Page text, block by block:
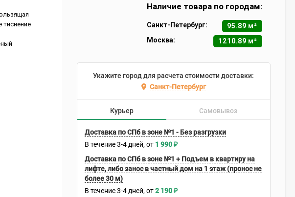
тиснение
Наличие товара по городам:
Санкт-Петербург:
95.89 м²
Москва:
1210.89 м²
Укажите город для расчета стоимости доставки:
Санкт-Петербург
Курьер Самовывоз
Доставка по СПб в зоне №1 - Без разгрузки
В течение 3-4 дней 1 990₽
Доставка по СПб в зоне №1 + Подъем в квартиру на
лифте, либо занос в частный дом на 1 этаж (пронос не
более 30 м)
В течение 3-4 дней 2 190₽